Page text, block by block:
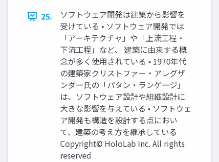
25.
ソフトウェア開発は建築から影響を
受けている • ソフトウェア開発では
「アーキテクチャ」や「上流工程・
下流工程」など、 建築に由来する概
念が多く使用されている • 1970年代
の建築家クリストファー・アレグザ
ンダー氏の「パタン・ランゲージ」
は、ソフトウェア設計や組織設計に
大きな影響を与えている • ソフトウェ
ア開発も構造を設計する点におい
て、建築の考え方を継承している
Copyright© HoloLab Inc. All rights
reserved